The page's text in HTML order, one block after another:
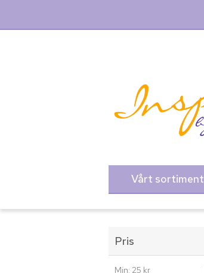
Vårt sortiment
Pris
Min: 25 kr